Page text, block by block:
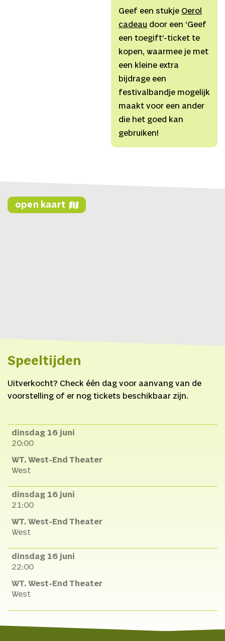
Susanne Visser,Coaching
en begeleidingAnne
Feddema, Marten Winters.
Website
Geef een stukje Oerol
cadeau door een ‘Geef
een toegift’-ticket te
kopen, waarmee je met
een kleine extra
bijdrage een
festivalbandje mogelijk
maakt voor een ander
die het goed kan
gebruiken!
open kaart
Speeltijden
Uitverkocht? Check één dag voor aanvang van de
voorstelling of er nog tickets beschikbaar zijn.
dinsdag 16 juni
20:00
WT. West-End Theater
West
dinsdag 16 juni
21:00
WT. West-End Theater
West
dinsdag 16 juni
22:00
WT. West-End Theater
West